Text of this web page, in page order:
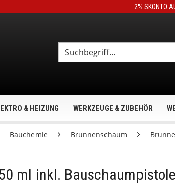
2% SKONTO
& HEIZUNG WERKZEUGE & ZUBEHÖR
Bauchemie Brunnenschaum
ml inkl. Bauschaumpistole